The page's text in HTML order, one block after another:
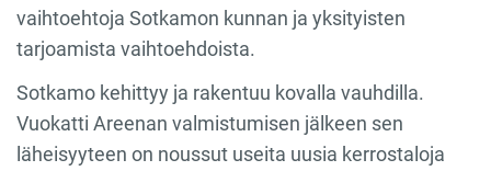
vaihtoehtoja Sotkamon kunnan ja yksityisten
tarjoamista vaihtoehdoista.
Sotkamo kehittyy ja rakentuu kovalla vauhdilla.
Vuokatti Areenan valmistumisen jälkeen sen
läheisyyteen on noussut useita uusia kerrostaloja